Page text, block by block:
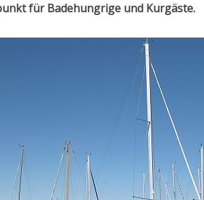
für Badehungrige und Kurgäste.